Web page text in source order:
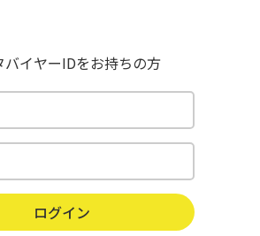
バイヤーIDをお持ちの方